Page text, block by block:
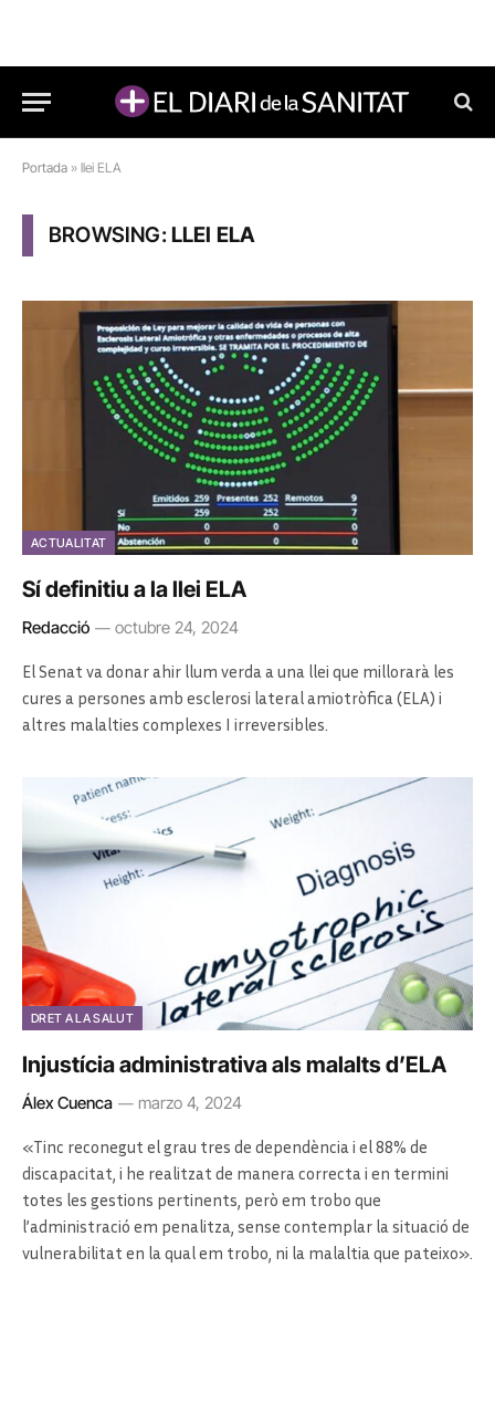
Portada » llei ELA
BROWSING:LLEI ELA
ACTUALITAT
Sí definitiu a la llei ELA
Redacció octubre 24, 2024
El Senat va donar ahir llum verda a una llei que millorarà les
cures a persones amb esclerosi lateral amiotròfica (ELA) i
altres malalties complexes I irreversibles.
DRET A LA SALUT
Injustícia administrativa als malalts d’ELA
Álex Cuenca marzo 4, 2024
«Tinc reconegut el grau tres de dependència i el 88% de
discapacitat, i he realitzat de manera correcta i en termini
totes les gestions pertinents, però em trobo que
l’administració em penalitza, sense contemplar la situació de
vulnerabilitat en la qual em trobo, ni la malaltia que pateixo».